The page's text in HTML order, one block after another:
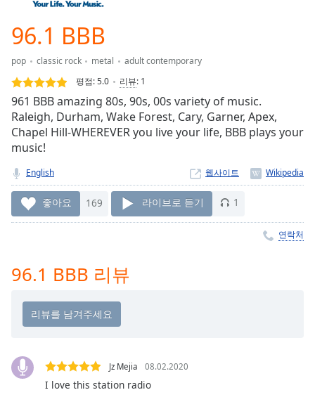
Current
Loaded:
0.00%
Stream
TypeLIVE
Seek to
currently
live LIVE
Remaining
Time-
Rate
Chapters
Chapters
Descriptions
descriptions
96.1 BBB
pop classic rock metal
adult contemporary
평점:5.0 리뷰: 1
961 BBB amazing 80s, 90s, 00s variety of music.
Raleigh, Durham, Wake Forest, Cary, Garner, Apex,
Chapel Hill-WHEREVER you live your life, BBB plays your
music!
English 웹사이트
좋아요 169 라이브로 듣기 1
연락처
96.1 BBB 리뷰
Jz Mejia 08.02.2020
I love this station radio